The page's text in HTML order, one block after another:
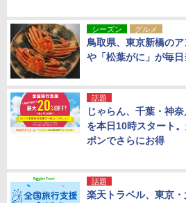
シーズン グルメ
鳥取県、東京新橋の
や「松葉がに」が毎
話題
じゃらん、千葉・神
を本日10時スタート
ポンでさらにお得
話題
楽天トラベル、東京